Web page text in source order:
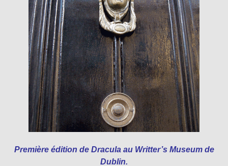
Première édition de Dracula au Writter’s Museum de
Dublin.